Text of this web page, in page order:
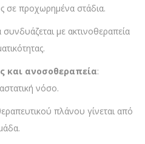
σε προχωρημένα στάδια.
με ακτινοθεραπεία
και ανοσοθεραπεία:
νόσο.
πλάνου γίνεται από